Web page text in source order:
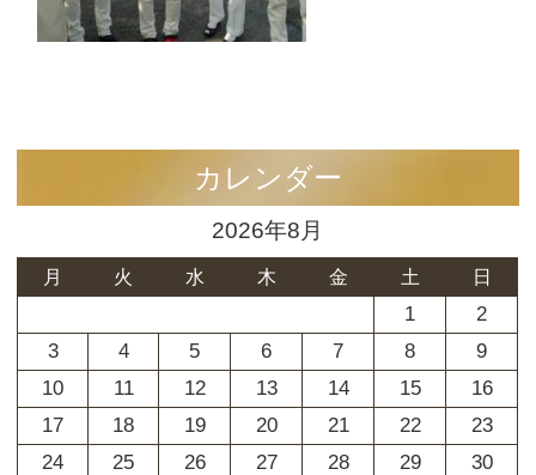
カレンダー
2026年8月
月 火 水 木 金 土 日
1
2
3
4 5 6 7 8
9
10
11 12 13 14 15
16
17
18 19 20 21 22
23
24
25 26 27 28 29
30